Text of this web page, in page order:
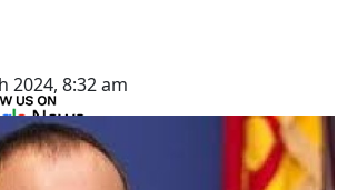
2024, 8:32 am